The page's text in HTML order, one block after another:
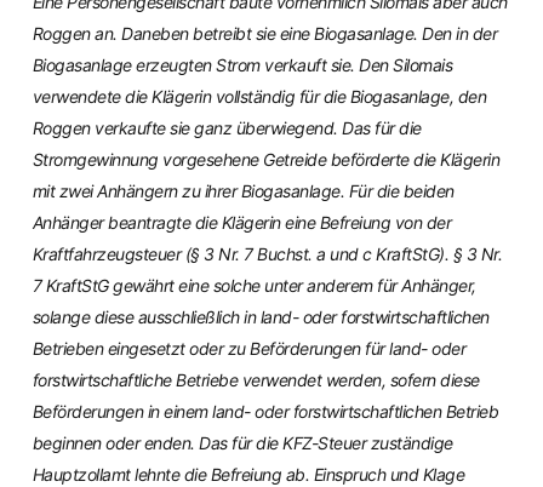
Roggen an. Daneben betreibt sie eine Biogasanlage. Den in der
Biogasanlage erzeugten Strom verkauft sie. Den Silomais
verwendete die Klägerin vollständig für die Biogasanlage, den
Roggen verkaufte sie ganz überwiegend. Das für die
Stromgewinnung vorgesehene Getreide beförderte die Klägerin
mit zwei Anhängern zu ihrer Biogasanlage. Für die beiden
Anhänger beantragte die Klägerin eine Befreiung von der
Kraftfahrzeugsteuer (§ 3 Nr. 7 Buchst. a und c KraftStG). § 3 Nr.
7 KraftStG gewährt eine solche unter anderem für Anhänger,
solange diese ausschließlich in land- oder forstwirtschaftlichen
Betrieben eingesetzt oder zu Beförderungen für land- oder
forstwirtschaftliche Betriebe verwendet werden, sofern diese
Beförderungen in einem land- oder forstwirtschaftlichen Betrieb
beginnen oder enden. Das für die KFZ-Steuer zuständige
Hauptzollamt lehnte die Befreiung ab. Einspruch und Klage